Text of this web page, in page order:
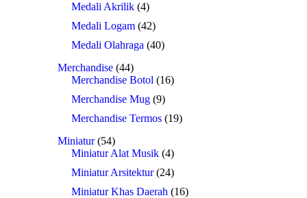
Medali Akrilik (4)
Medali Logam (42)
Medali Olahraga (40)
Merchandise (44)
Merchandise Botol (16)
Merchandise Mug (9)
Merchandise Termos (19)
Miniatur (54)
Miniatur Alat Musik (4)
Miniatur Arsitektur (24)
Miniatur Khas Daerah (16)